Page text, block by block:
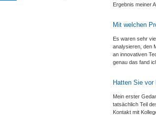
Ergebnis meiner
Mit welchen
Es waren sehr
analysieren, den
an innovativen
genau das fand
Hatten Sie
Mein erster
tatsächlich Teil
Kontakt mit